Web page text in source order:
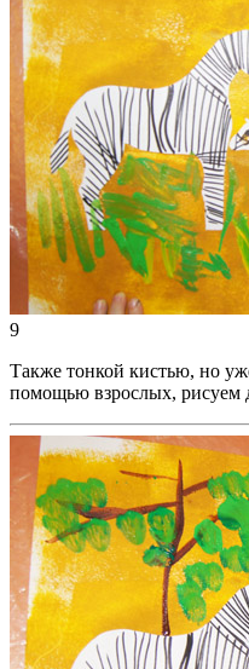
9
Также тонкой кистью, но
помощью взрослых, рисуем